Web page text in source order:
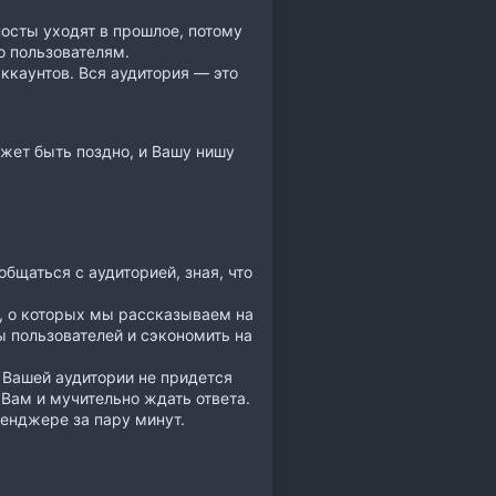
уходят в прошлое, потому
пользователям.
Вся аудитория — это
быть поздно, и Вашу нишу
с аудиторией, зная, что
о которых мы рассказываем на
и сэкономить на
Вашей аудитории не придется
и мучительно ждать ответа.
за пару минут.